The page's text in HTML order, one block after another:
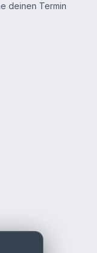
deinen Termin